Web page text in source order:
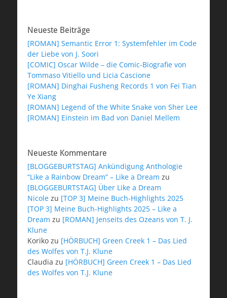
Neueste Beiträge
[ROMAN] Semantic Error 1: Systemfehler im Code
der Liebe von J. Soori
[COMIC] Oscar Wilde – die Comic-Biografie von
Tommaso Vitiello und Licia Cascione
[ROMAN] Dinghai Fusheng Records 1 von Fei Tian
Ye Xiang
[ROMAN] Legend of the White Snake von Sher Lee
[ROMAN] Einstein im Bad von Daniel Mellem
Neueste Kommentare
[BLOGGEBURTSTAG] Ankündigung Anthologie
“Like a Rainbow Dream” – Like a Dream zu
[BLOGGEBURTSTAG] Über Like a Dream
Nicole zu [TOP 3] Meine Buch-Highlights 2025
[TOP 3] Meine Buch-Highlights 2025 – Like a
Dream zu [ROMAN] Jenseits des Ozeans von T. J.
Klune
Koriko zu [HÖRBUCH] Green Creek 1 – Das Lied
des Wolfes von T.J. Klune
Claudia zu [HÖRBUCH] Green Creek 1 – Das Lied
des Wolfes von T.J. Klune